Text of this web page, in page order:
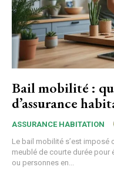
Bail mobilité :
d’assurance
ASSURANCE HABITATION
Le bail mobilité s’est imposé
meublé de courte durée pour
ou personnes en...